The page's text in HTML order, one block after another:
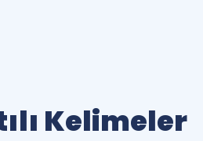
Kelimeler